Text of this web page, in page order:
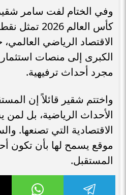
وفي الختام لفت سامر
كأس العالم
الاقتصاد الرياضي
الكبرى إلى منصات
مجرد أحداث ترفيهية.
واختتم شقير قائلاً إن
الأحداث الرياضية، بل
الاقتصادية التي تصنعها.
موقع يسمح لها بأن تكون
المستقبل.